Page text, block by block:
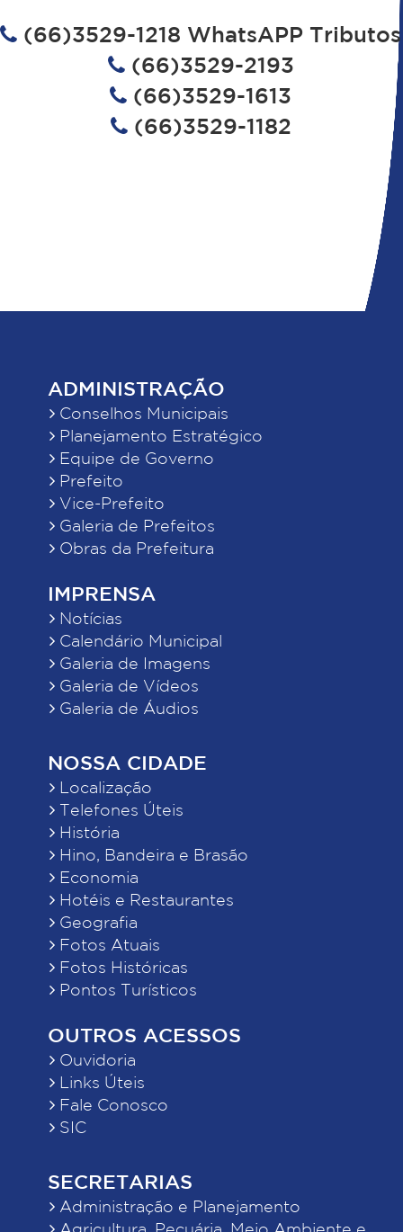
(66)3529-1218 WhatsAPP Tributos
(66)3529-2193
(66)3529-1613
(66)3529-1182
ADMINISTRAÇÃO
Conselhos Municipais
Planejamento Estratégico
Equipe de Governo
Prefeito
Vice-Prefeito
Galeria de Prefeitos
Obras da Prefeitura
IMPRENSA
Notícias
Calendário Municipal
Galeria de Imagens
Galeria de Vídeos
Galeria de Áudios
NOSSA CIDADE
Localização
Telefones Úteis
História
Hino, Bandeira e Brasão
Economia
Hotéis e Restaurantes
Geografia
Fotos Atuais
Fotos Históricas
Pontos Turísticos
OUTROS ACESSOS
Ouvidoria
Links Úteis
Fale Conosco
SIC
SECRETARIAS
Administração e Planejamento